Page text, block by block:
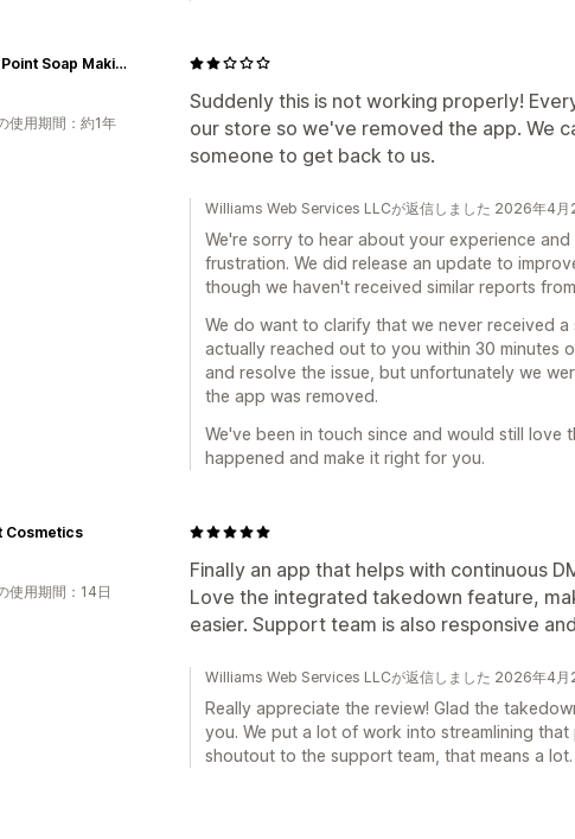
Suddenly this is not working properly!
our store so we've removed the app. We
someone to get back to us.
Windy Point Soap Making Supplies
使用期間：約1年
Williams Web Services LLCが返信しました 2026年4月
We're sorry to hear about your experience
frustration. We did release an update to
though we haven't received similar reports
We do want to clarify that we never received
actually reached out to you within 30 minutes
and resolve the issue, but unfortunately we
the app was removed.
We've been in touch since and would still
happened and make it right for you.
Finally an app that helps with continuous
Love the integrated takedown feature,
easier. Support team is also responsive
Cosmetics
使用期間：14日
Williams Web Services LLCが返信しました 2026年4月
Really appreciate the review! Glad the
you. We put a lot of work into streamlining
shoutout to the support team, that means a